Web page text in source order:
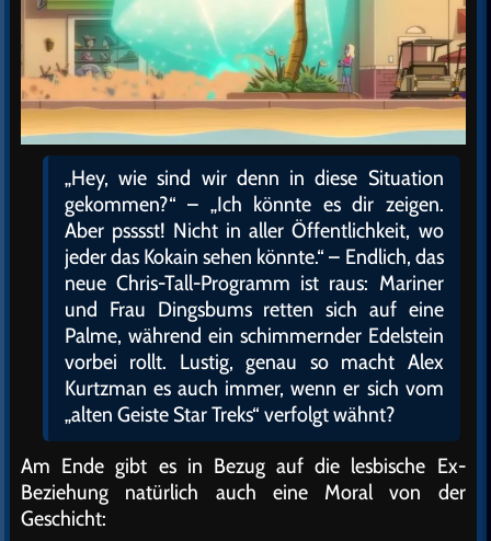
„Hey, wie sind wir denn in diese Situation
gekommen?“ – „Ich könnte es dir zeigen.
Aber psssst! Nicht in aller Öffentlichkeit, wo
jeder das Kokain sehen könnte.“ – Endlich, das
neue Chris-Tall-Programm ist raus: Mariner
und Frau Dingsbums retten sich auf eine
Palme, während ein schimmernder Edelstein
vorbei rollt. Lustig, genau so macht Alex
Kurtzman es auch immer, wenn er sich vom
„alten Geiste Star Treks“ verfolgt wähnt?
Am Ende gibt es in Bezug auf die lesbische Ex-
Beziehung natürlich auch eine Moral von der
Geschicht: